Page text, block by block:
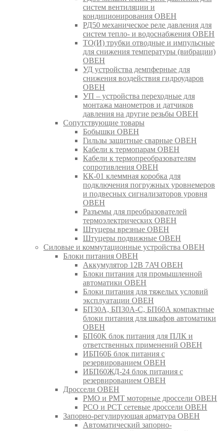
систем вентиляции и
кондиционирования ОВЕН
РД50 механическое реле давления для
систем тепло- и водоснабжения ОВЕН
ТО(И) трубки отводные и импульсные
для снижения температуры (вибрации)
ОВЕН
УД устройства демпферные для
снижения воздействия гидроударов
ОВЕН
УП – устройства переходные для
монтажа манометров и датчиков
давления на другие резьбы ОВЕН
Сопутствующие товары
Бобышки ОВЕН
Гильзы защитные сварные ОВЕН
Кабели к термопарам ОВЕН
Кабели к термопреобразователям
сопротивления ОВЕН
КК-01 клеммная коробка для
подключения погружных уровнемеров
и подвесных сигнализаторов уровня
ОВЕН
Разъемы для преобразователей
термоэлектрических ОВЕН
Штуцеры врезные ОВЕН
Штуцеры подвижные ОВЕН
Силовые и коммутационные устройства ОВЕН
Блоки питания ОВЕН
Аккумулятор 12В 7АЧ ОВЕН
Блоки питания для промышленной
автоматики ОВЕН
Блоки питания для тяжелых условий
эксплуатации ОВЕН
БП30А, БП30А-С, БП60А компактные
блоки питания для шкафов автоматики
ОВЕН
БП60К блок питания для ПЛК и
ответственных применений ОВЕН
ИБП60Б блок питания с
резервированием ОВЕН
ИБП60ЖД-24 блок питания с
резервированием ОВЕН
Дроссели ОВЕН
РМО и РМТ моторные дроссели ОВЕН
РСО и РСТ сетевые дроссели ОВЕН
Запорно-регулирующая арматура ОВЕН
Автоматический запорно-